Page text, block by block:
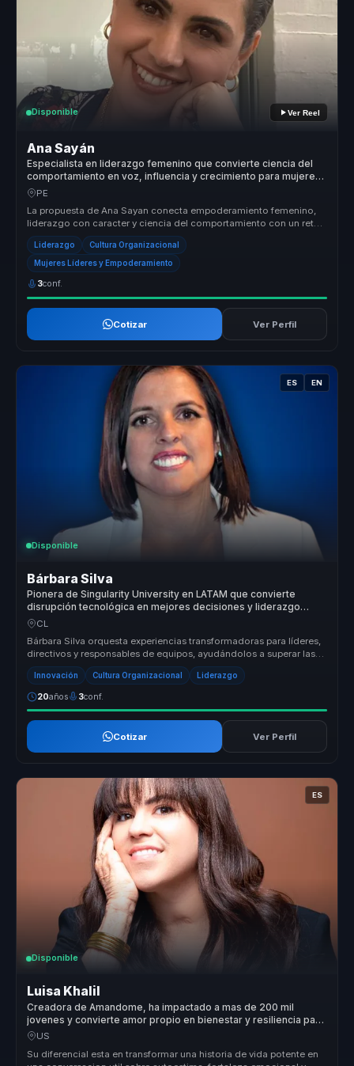
Disponible Ver Reel
Ana Sayán
Especialista en liderazgo femenino que convierte ciencia del
comportamiento en voz, influencia y crecimiento para mujeres
líderes y equipos.
PE
La propuesta de Ana Sayan conecta empoderamiento femenino,
liderazgo con caracter y ciencia del comportamiento con un reto
concreto para ...
Liderazgo Cultura Organizacional
Mujeres Líderes y Empoderamiento
3conf.
Cotizar Ver Perfil
ES EN
Disponible
Bárbara Silva
Pionera de Singularity University en LATAM que convierte
disrupción tecnológica en mejores decisiones y liderazgo
digital para empresas.
CL
Bárbara Silva orquesta experiencias transformadoras para líderes,
directivos y responsables de equipos, ayudándolos a superar las
barrera...
Innovación Cultura Organizacional Liderazgo
20años 3conf.
Cotizar Ver Perfil
ES
Disponible
Luisa Khalil
Creadora de Amandome, ha impactado a mas de 200 mil
jovenes y convierte amor propio en bienestar y resiliencia para
equipos.
US
Su diferencial esta en transformar una historia de vida potente en